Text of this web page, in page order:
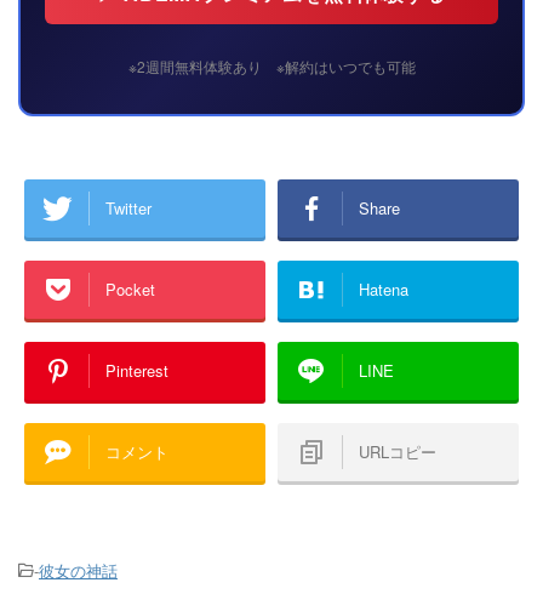
※2週間無料体験あり ※解約はいつでも可能
Twitter Share
Pocket Hatena
Pinterest LINE
コメント URLコピー
-彼女の神話